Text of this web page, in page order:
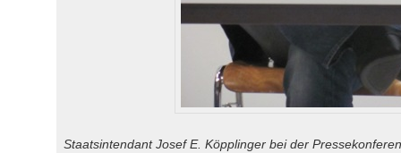
Staatsintendant Josef E. Köpplinger bei der